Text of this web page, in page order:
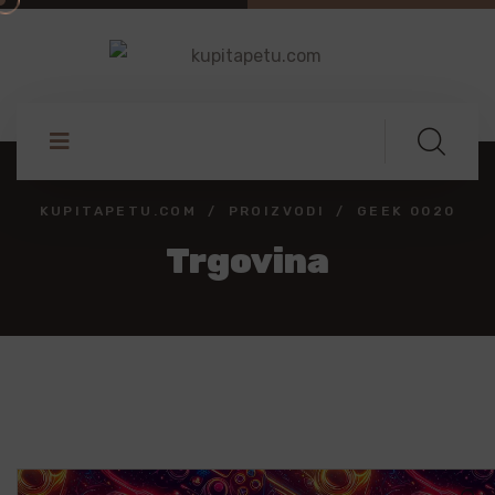
KUPITAPETU.COM PROIZVODI GEEK 0020
Trgovina